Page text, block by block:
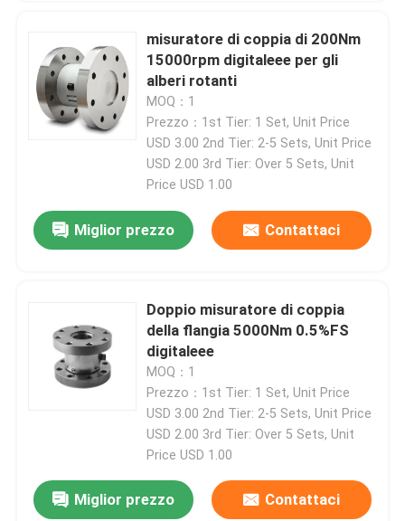
misuratore di coppia di 200Nm
15000rpm digitaleee per gli
alberi rotanti
MOQ：1
Prezzo：1st Tier: 1 Set, Unit Price
USD 3.00 2nd Tier: 2-5 Sets, Unit Price
USD 2.00 3rd Tier: Over 5 Sets, Unit
Price USD 1.00
Miglior prezzo Contattaci
Doppio misuratore di coppia
della flangia 5000Nm 0.5%FS
digitaleee
MOQ：1
Prezzo：1st Tier: 1 Set, Unit Price
USD 3.00 2nd Tier: 2-5 Sets, Unit Price
USD 2.00 3rd Tier: Over 5 Sets, Unit
Price USD 1.00
Miglior prezzo Contattaci